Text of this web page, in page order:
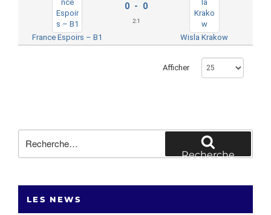
France Espoirs – B1
0 - 0
2:1
Wisla Krakow
Afficher
pour
Recherche
LES NEWS